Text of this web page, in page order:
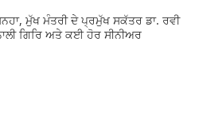
ਮੁੱਖ ਮੰਤਰੀ ਦੇ ਪ੍ਰਮੁੱਖ ਸਕੱਤਰ ਡਾ. ਰਵੀ
ਗਿਰਿ ਅਤੇ ਕਈ ਹੋਰ ਸੀਨੀਅਰ